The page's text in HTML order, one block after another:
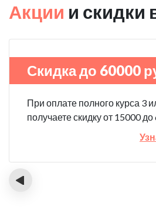
Акции и скидки
Скидка до 60000
При оплате полного курса 3
получаете скидку от 15000
‹